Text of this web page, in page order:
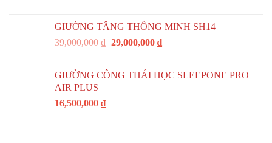
GIƯỜNG TẦNG THÔNG MINH SH14
39,000,000₫ 29,000,000 ₫
GIƯỜNG CÔNG THÁI HỌC SLEEPONE PRO
AIR PLUS
16,500,000 ₫